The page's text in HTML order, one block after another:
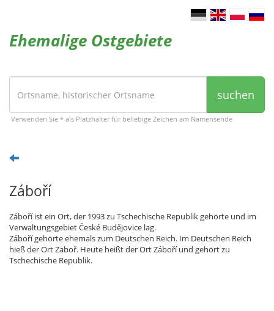
Ehemalige Ostgebiete
suchen
Verwenden Sie * als Platzhalter für beliebige Zeichen am Namensende
Záboří
Záboří ist ein Ort, der 1993 zu Tschechische Republik gehörte und im
Verwaltungsgebiet České Budějovice lag.
Záboří gehörte ehemals zum Deutschen Reich. Im Deutschen Reich
hieß der Ort Zaboř. Heute heißt der Ort Záboří und gehört zu
Tschechische Republik.